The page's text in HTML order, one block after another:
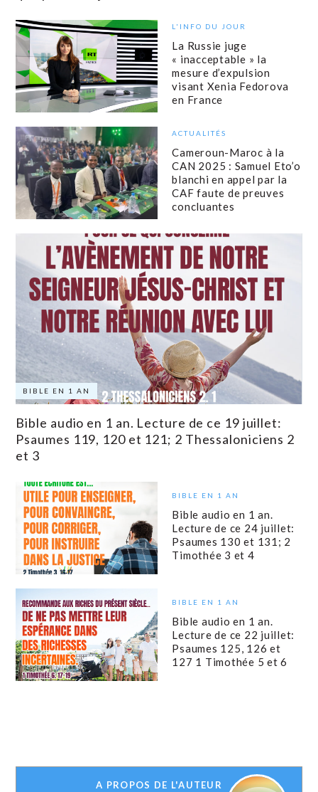
L'INFO DU JOUR
La Russie juge
« inacceptable » la
mesure d’expulsion
visant Xenia Fedorova
en France
ACTUALITÉS
Cameroun-Maroc à la
CAN 2025 : Samuel Eto’o
blanchi en appel par la
CAF faute de preuves
concluantes
BIBLE EN 1 AN
Bible audio en 1 an. Lecture de ce 19 juillet:
Psaumes 119, 120 et 121; 2 Thessaloniciens 2
et 3
BIBLE EN 1 AN
Bible audio en 1 an.
Lecture de ce 24 juillet:
Psaumes 130 et 131; 2
Timothée 3 et 4
BIBLE EN 1 AN
Bible audio en 1 an.
Lecture de ce 22 juillet:
Psaumes 125, 126 et
127 1 Timothée 5 et 6
A PROPOS DE L'AUTEUR